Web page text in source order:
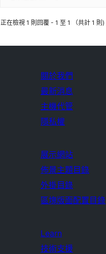
正在檢視 1 則回覆 - 1 至 1 （共計 1 則)
關於我們
最新消息
主機代管
隱私權
展示網站
佈景主題目錄
外掛目錄
區塊版面配置目錄
Learn
技術支援